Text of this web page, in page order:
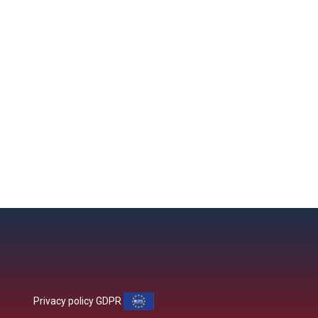
Privacy policy GDPR